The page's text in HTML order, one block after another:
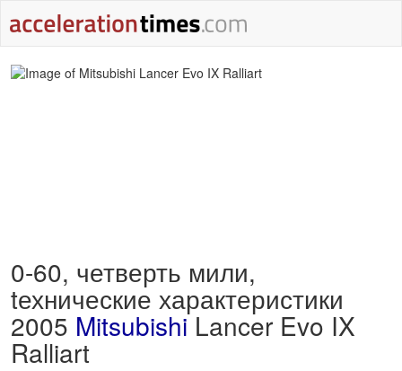
0-60, четверть мили,
tехнические характеристики
2005 MitsubishiLancer Evo IX
Ralliart